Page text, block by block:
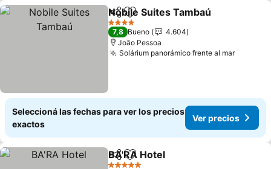
CompartirAñadir a favoritos
Nobile Suites Tambaú
4 Estrellas
7,8 Bueno
4.604
João Pessoa
Solárium panorámico frente al marVer
Seleccioná las fechas para ver los precios
exactos
Ver precios
CompartirAñadir a favoritos
BA'RA Hotel